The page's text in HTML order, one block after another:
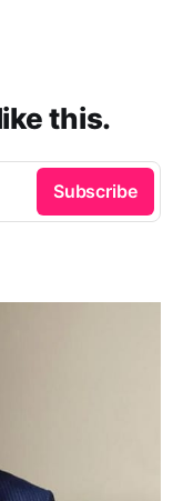
this.
Subscribe